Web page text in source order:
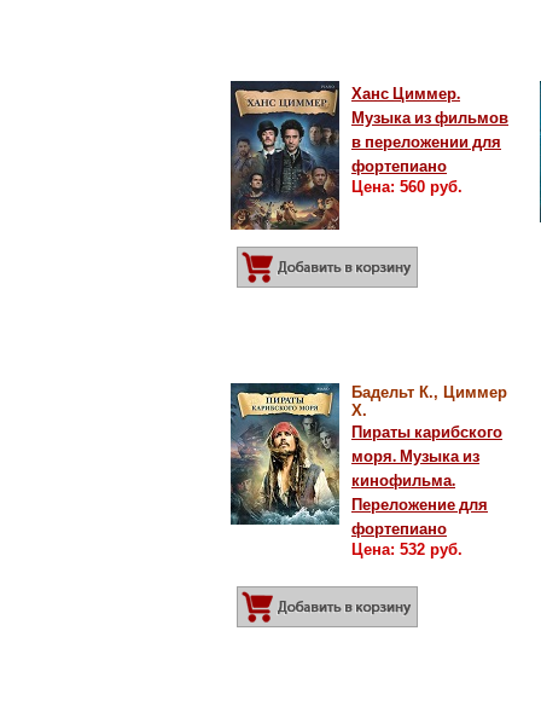
Ханс Циммер.
Музыка из фильмов
в переложении для
фортепиано
Цена: 560 руб.
Бадельт К., Циммер
Х.
Пираты карибского
моря. Музыка из
кинофильма.
Переложение для
фортепиано
Цена: 532 руб.